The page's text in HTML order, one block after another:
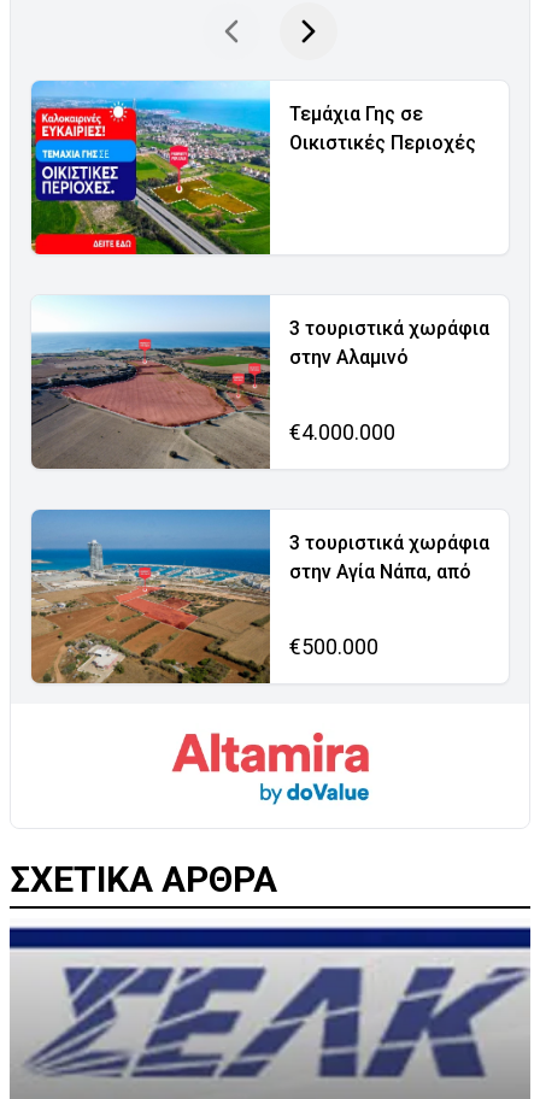
Τεμάχια Γης σε
Οικιστικές Περιοχές
3 τουριστικά χωράφια
στην Αλαμινό
€4.000.000
3 τουριστικά χωράφια
στην Αγία Νάπα, από
€500.000
ΣΧΕΤΙΚΑ ΑΡΘΡΑ